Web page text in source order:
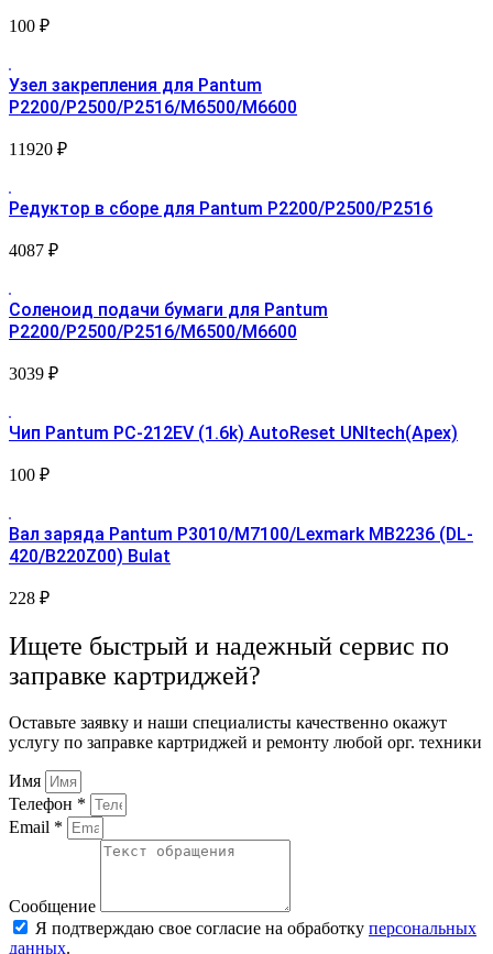
100 ₽
Узел закрепления для Pantum
P2200/P2500/P2516/M6500/M6600
11920 ₽
Редуктор в сборе для Pantum P2200/P2500/P2516
4087 ₽
Соленоид подачи бумаги для Pantum
P2200/P2500/P2516/M6500/M6600
3039 ₽
Чип Pantum PC-212EV (1.6k) AutoReset UNItech(Apex)
100 ₽
Вал заряда Pantum P3010/M7100/Lexmark MB2236 (DL-
420/B220Z00) Bulat
228 ₽
Ищете быстрый и надежный сервис по
заправке картриджей?
Оставьте заявку и наши специалисты качественно окажут
услугу по заправке картриджей и ремонту любой орг. техники
Имя
Телефон *
Email *
Сообщение
Я подтверждаю свое согласие на обработку персональных
данных.